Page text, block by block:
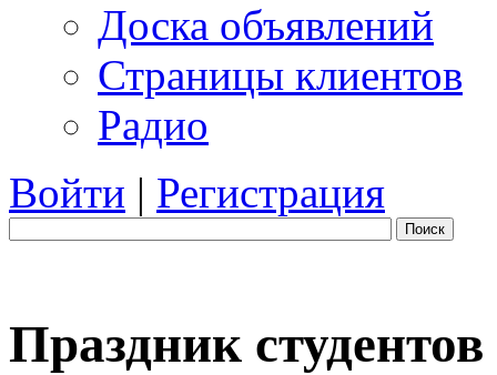
Доска объявлений
Страницы клиентов
Радио
Войти | Регистрация
Поиск
Праздник студентов